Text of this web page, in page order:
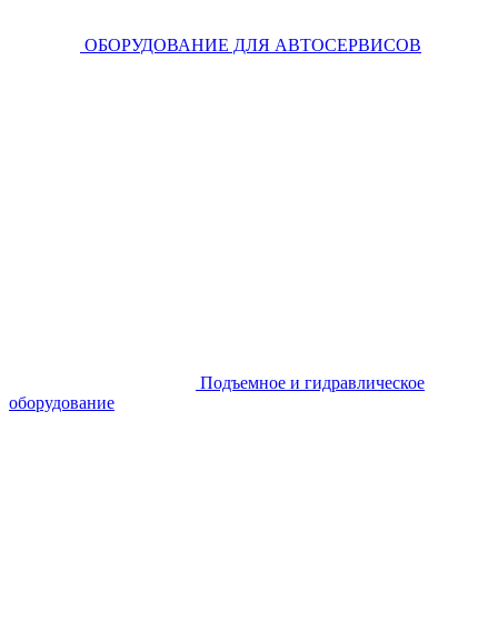
ОБОРУДОВАНИЕ ДЛЯ АВТОСЕРВИСОВ
Подъемное и гидравлическое
оборудование